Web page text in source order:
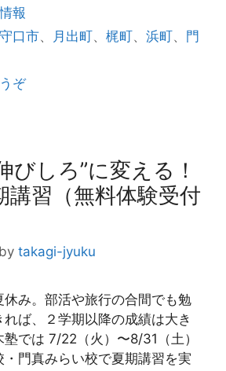
報
守口市、 月出町、梶町、浜町、 門
ぞ
びしろ”に変える！
講習（無料体験受付
by takagi-jyuku
み。部活や旅行の合間でも勉
ば、２学期以降の成績は大き
塾では 7/22（火）〜8/31（土）
門真みらい校で夏期講習を実